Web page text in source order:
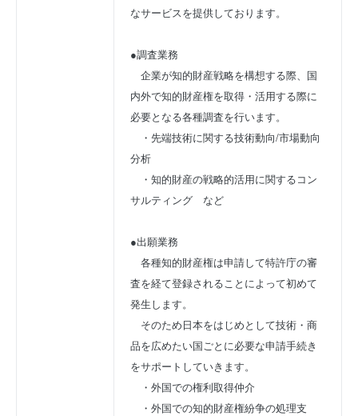
なサービスを提供しております。
●調査業務
企業が知的財産戦略を構想する際、国
内外で知的財産権を取得・活用する際に
必要となる各種調査を行います。
・先端技術に関する技術動向/市場動向
分析
・知的財産の戦略的活用に関するコン
サルティング　など
●出願業務
各種知的財産権は申請して特許庁の審
査を経て登録されることによって初めて
発生します。
そのため日本をはじめとして技術・商
品を広めたい国ごとに必要な申請手続き
をサポートしていきます。
・外国での権利取得仲介
・外国での知的財産権紛争の処理支